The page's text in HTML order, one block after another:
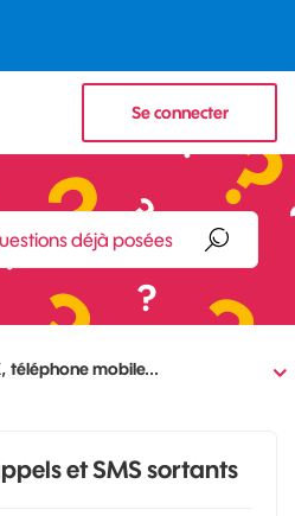
Se connecter
téléphone mobile...
et SMS sortants